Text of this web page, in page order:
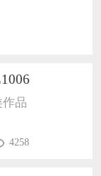
品
4258